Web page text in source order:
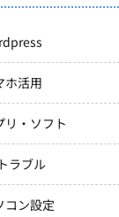
ホ活用
リ・ソフト
ラブル
コン設定